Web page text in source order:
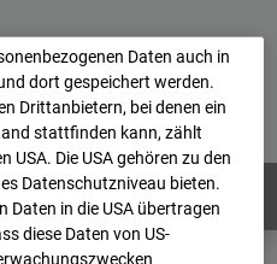
Login
Daten auch in
dort gespeichert werden.
Drittanbietern, bei denen ein
stattfinden kann, zählt
USA. Die USA gehören zu den
Datenschutzniveau bieten.
Daten in die USA übertragen
diese Daten von US-